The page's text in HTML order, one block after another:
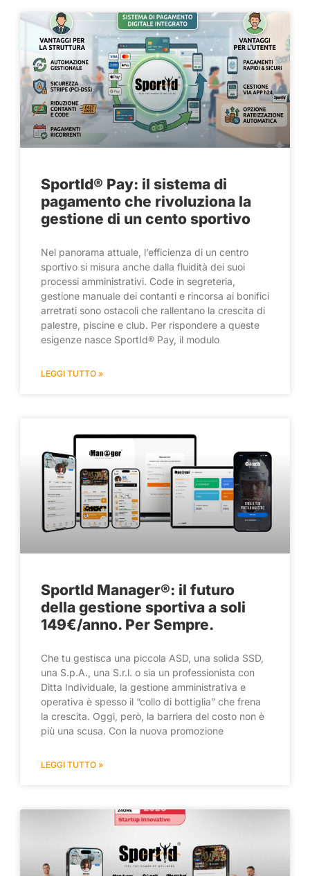
SportId® Pay: il sistema di
pagamento che rivoluziona la
gestione di un cento sportivo
Nel panorama attuale, l’efficienza di un centro
sportivo si misura anche dalla fluidità dei suoi
processi amministrativi. Code in segreteria,
gestione manuale dei contanti e rincorsa ai bonifici
arretrati sono ostacoli che rallentano la crescita di
palestre, piscine e club. Per rispondere a queste
esigenze nasce SportId® Pay, il modulo
LEGGI TUTTO »
SportId Manager®: il futuro
della gestione sportiva a soli
149€/anno. Per Sempre.
Che tu gestisca una piccola ASD, una solida SSD,
una S.p.A., una S.r.l. o sia un professionista con
Ditta Individuale, la gestione amministrativa e
operativa è spesso il “collo di bottiglia” che frena
la crescita. Oggi, però, la barriera del costo non è
più una scusa. Con la nuova promozione
LEGGI TUTTO »